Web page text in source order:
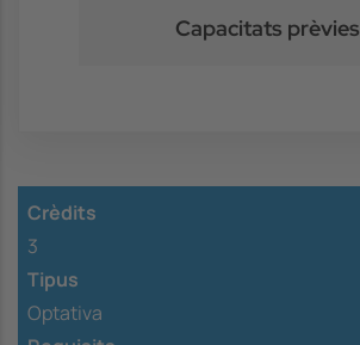
Capacitats prèvies
Crèdits
3
Tipus
Optativa